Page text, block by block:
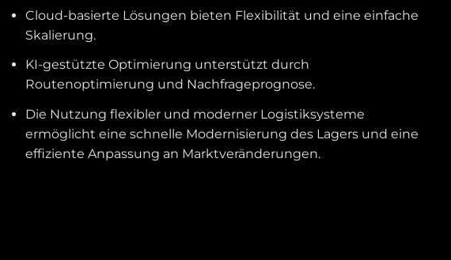
Cloud-basierte Lösungen bieten Flexibilität und eine einfache
Skalierung.
KI-gestützte Optimierung unterstützt durch
Routenoptimierung und Nachfrageprognose.
Die Nutzung flexibler und moderner Logistiksysteme
ermöglicht eine schnelle Modernisierung des Lagers und eine
effiziente Anpassung an Marktveränderungen.